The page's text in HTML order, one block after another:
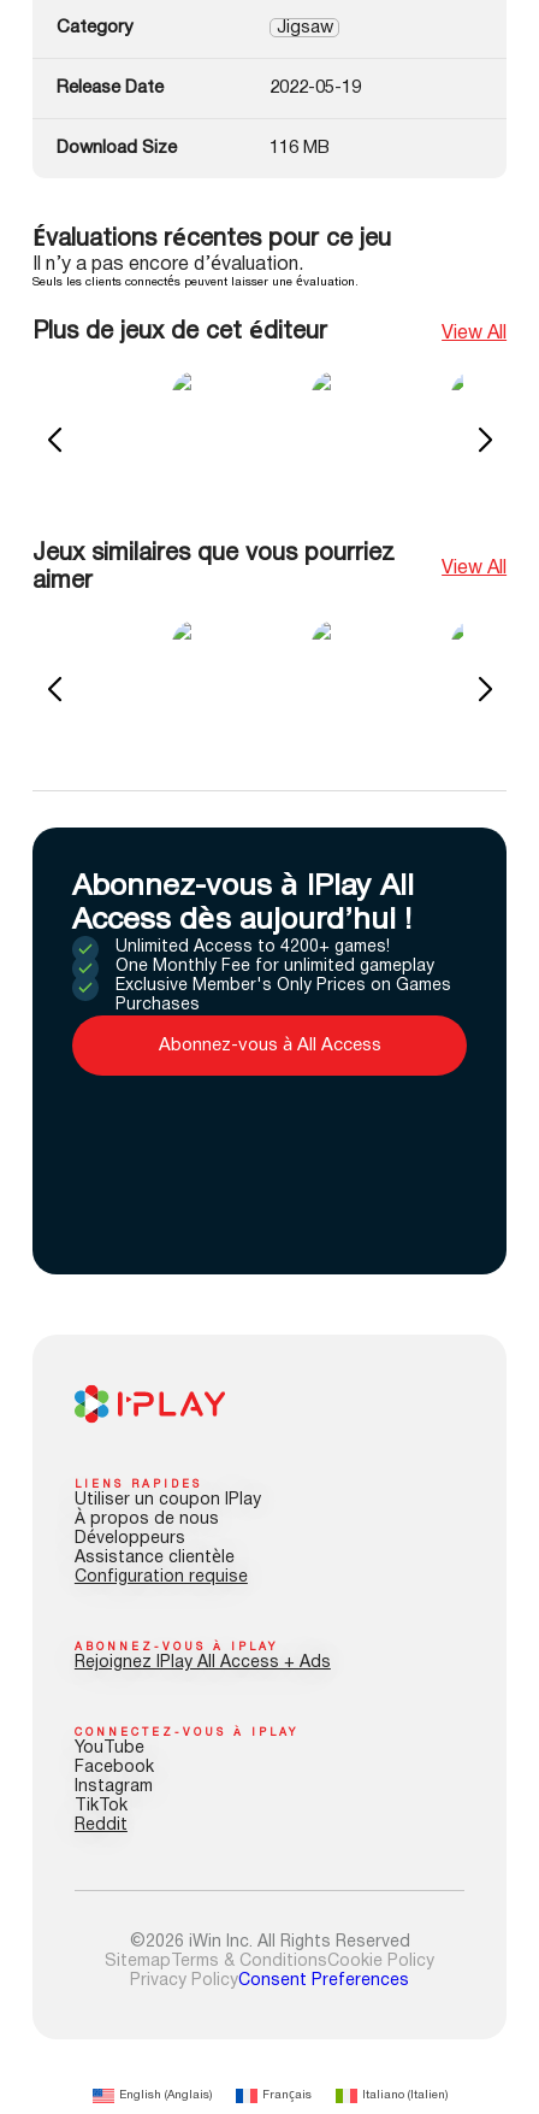
Category Jigsaw
Release Date 2022-05-19
Download Size 116 MB
Évaluations récentes pour ce jeu
Il n’y a pas encore d’évaluation.
Seuls les clients connectés peuvent laisser une évaluation.
Plus de jeux de cet éditeur View All
Jeux similaires que vous pourriez
aimer
View All
Abonnez-vous à IPlay All
Access dès aujourd’hui !
Unlimited Access to 4200+ games!
One Monthly Fee for unlimited gameplay
Exclusive Member's Only Prices on Games
Purchases
Abonnez-vous à All Access
LIENS RAPIDES
Utiliser un coupon IPlay
À propos de nous
Développeurs
Assistance clientèle
Configuration requise
ABONNEZ-VOUS À IPLAY
Rejoignez IPlay All Access + Ads
CONNECTEZ-VOUS À IPLAY
YouTube
Facebook
Instagram
TikTok
Reddit
©2026 iWin Inc. All Rights Reserved
Sitemap Terms & ConditionsCookie Policy
Privacy PolicyConsent Preferences
English (Anglais) Français Italiano(Italien)